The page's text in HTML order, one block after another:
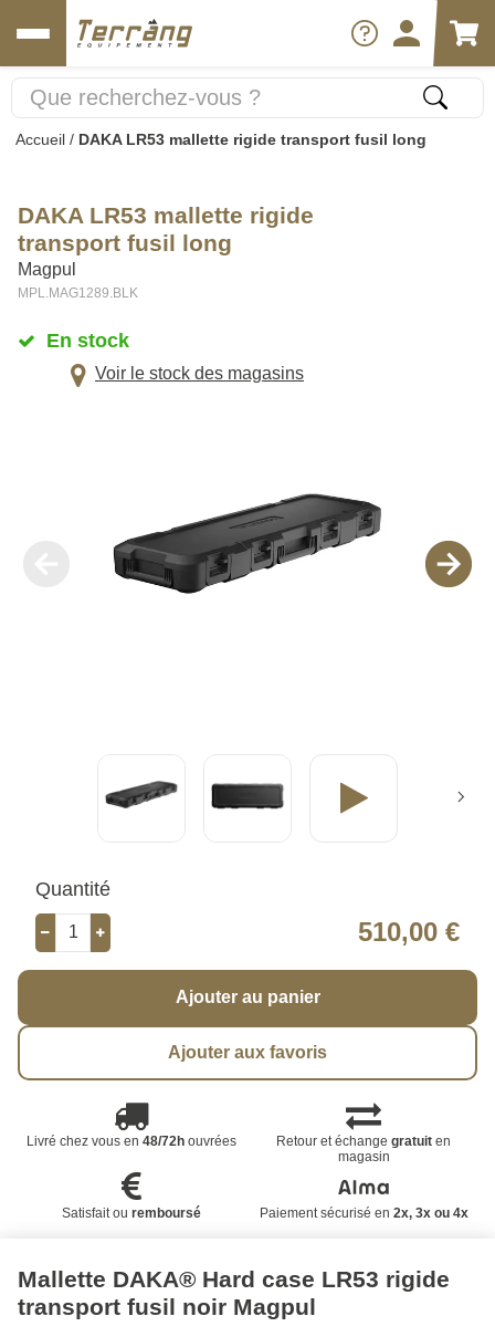
Accueil / DAKA LR53 mallette rigide transport fusil long
DAKA LR53 mallette rigide
transport fusil long
Magpul
MPL.MAG1289.BLK
En stock
Voir le stock des magasins
Quantité
510,00 €
Ajouter au panier
Ajouter aux favoris
Livré chez vous en 48/72houvrées Retour et échangegratuit en
magasin
Satisfait ou remboursé Paiement sécurisé en 2x, 3x ou 4x
Mallette DAKA® Hard case LR53 rigide
transport fusil noir Magpul